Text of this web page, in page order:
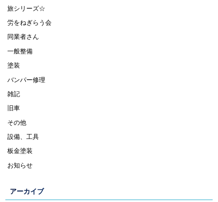
旅シリーズ☆
労をねぎらう会
同業者さん
一般整備
塗装
バンパー修理
雑記
旧車
その他
設備、工具
板金塗装
お知らせ
アーカイブ